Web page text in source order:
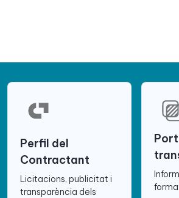
Perfil del
Contractant
Licitacions, publicitat i
transparència dels